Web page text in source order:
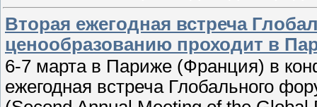
Вторая ежегодная встреча
ценообразованию проходит в
6-7 марта в Париже (Франция) в
ежегодная встреча Глобального